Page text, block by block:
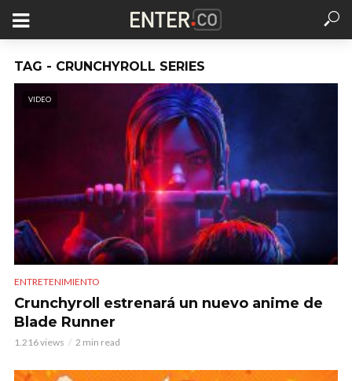
TAG - CRUNCHYROLL SERIES
VIDEO
ENTRETENIMIENTO
Crunchyroll estrenará un nuevo anime de
Blade Runner
1.216 views 2 min read